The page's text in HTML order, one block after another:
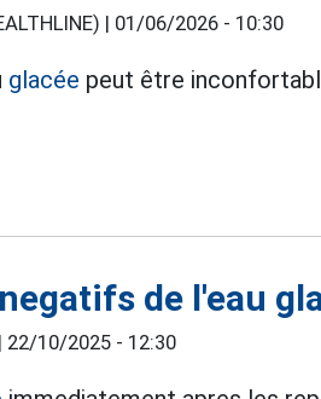
| 01/06/2026 - 10:30
glacée peut être
de l'eau
22/10/2025 - 12:30